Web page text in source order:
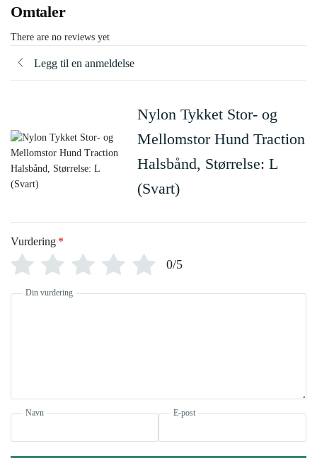
Omtaler
There are no reviews yet
Legg til en anmeldelse
Nylon Tykket Stor- og
Mellomstor Hund Traction
Halsbånd, Størrelse: L
(Svart)
Vurdering *
0/5
Din vurdering
Navn E-post